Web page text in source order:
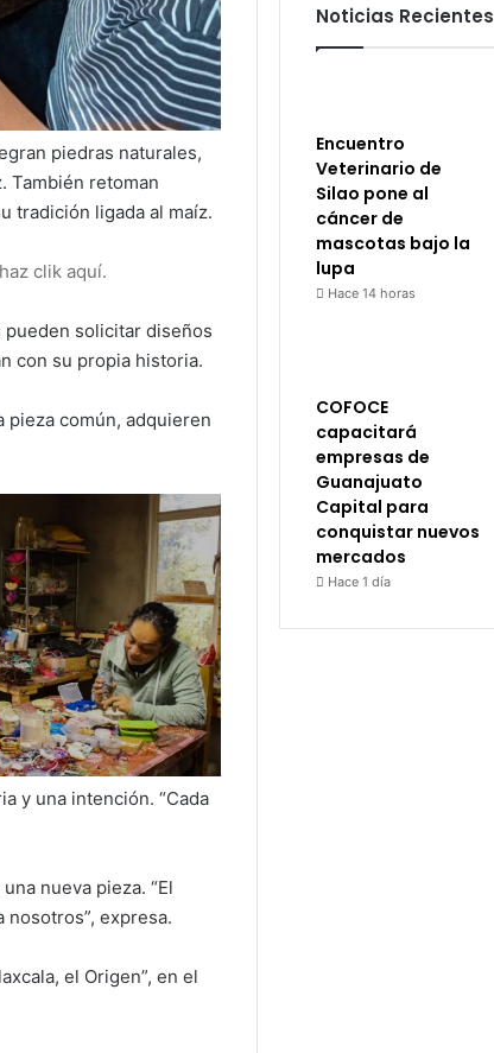
piedras naturales,
También retoman
tradición ligada al maíz.
clik aquí.
pueden solicitar diseños
con su propia historia.
pieza común, adquieren
y una intención. “Cada
nueva pieza. “El
expresa.
el Origen”, en el
Noticias Recientes
Encuentro
Veterinario de
Silao pone al
cáncer de
mascotas bajo la
lupa
Hace 14 horas
COFOCE
capacitará
empresas de
Guanajuato
Capital para
conquistar nuevos
mercados
Hace 1 día